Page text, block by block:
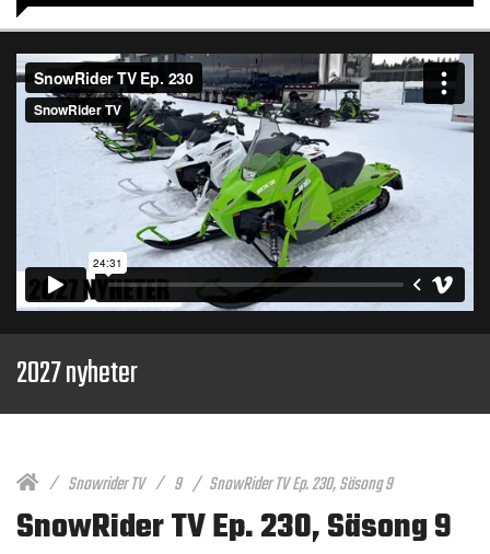
2027 nyheter
Snowrider TV 9 SnowRider TV Ep. 230, Säsong 9
SnowRider TV Ep. 230, Säsong 9